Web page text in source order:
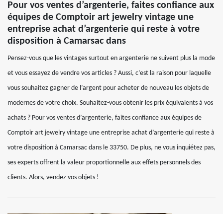
Pour vos ventes d’argenterie, faites confiance aux
équipes de Comptoir art jewelry vintage une
entreprise achat d’argenterie qui reste à votre
disposition à Camarsac dans
Pensez-vous que les vintages surtout en argenterie ne suivent plus la mode
et vous essayez de vendre vos articles ? Aussi, c’est la raison pour laquelle
vous souhaitez gagner de l’argent pour acheter de nouveau les objets de
modernes de votre choix. Souhaitez-vous obtenir les prix équivalents à vos
achats ? Pour vos ventes d’argenterie, faites confiance aux équipes de
Comptoir art jewelry vintage une entreprise achat d’argenterie qui reste à
votre disposition à Camarsac dans le 33750. De plus, ne vous inquiétez pas,
ses experts offrent la valeur proportionnelle aux effets personnels des
clients. Alors, vendez vos objets !